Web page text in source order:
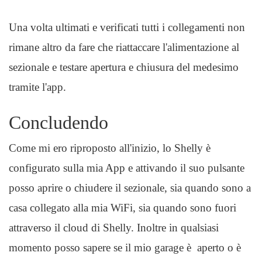
Una volta ultimati e verificati tutti i collegamenti non
rimane altro da fare che riattaccare l'alimentazione al
sezionale e testare apertura e chiusura del medesimo
tramite l'app.
Concludendo
Come mi ero riproposto all'inizio, lo Shelly è
configurato sulla mia App e attivando il suo pulsante
posso aprire o chiudere il sezionale, sia quando sono a
casa collegato alla mia WiFi, sia quando sono fuori
attraverso il cloud di Shelly. Inoltre in qualsiasi
momento posso sapere se il mio garage è aperto o è